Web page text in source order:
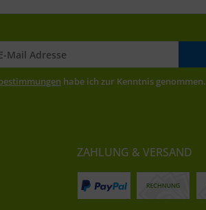
habe ich zur Kenntnis genommen.
ZAHLUNG & VERSAND